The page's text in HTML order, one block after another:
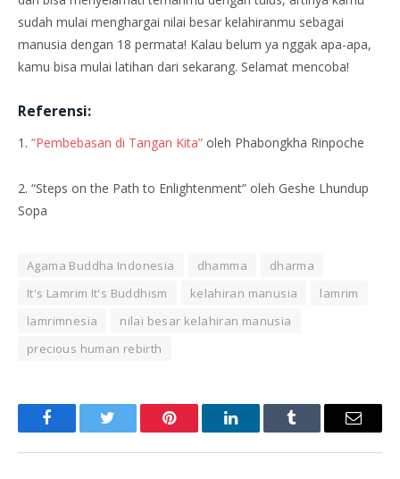
sudah mulai menghargai nilai besar kelahiranmu sebagai
manusia dengan 18 permata! Kalau belum ya nggak apa-apa,
kamu bisa mulai latihan dari sekarang. Selamat mencoba!
Referensi:
1. “Pembebasan di Tangan Kita” oleh Phabongkha Rinpoche
2. “Steps on the Path to Enlightenment” oleh Geshe Lhundup
Sopa
Agama Buddha Indonesia dhamma
dharma
It's Lamrim It's Buddhism
kelahiran manusia
lamrim
lamrimnesia
nilai besar kelahiran manusia
precious human rebirth
FacebookTwitter Pinterest LinkedInTumblr Email